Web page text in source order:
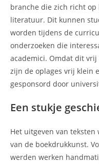
branche die zich richt op
literatuur. Dit kunnen
worden tijdens de
onderzoeken die
academici. Omdat dit
zijn de oplages vrij klein
gesponsord door
Een stukje
Het uitgeven van
van de boekdrukkunst.
werden werken